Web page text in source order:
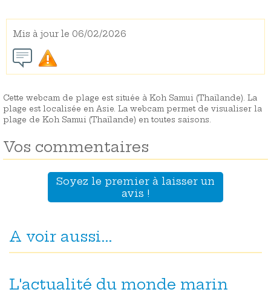
Mis à jour le 06/02/2026
Cette webcam de plage est située à Koh Samui (Thaïlande). La
plage est localisée en Asie. La webcam permet de visualiser la
plage de Koh Samui (Thaïlande) en toutes saisons.
Vos commentaires
Soyez le premier à laisser un
avis !
A voir aussi...
L'actualité du monde marin